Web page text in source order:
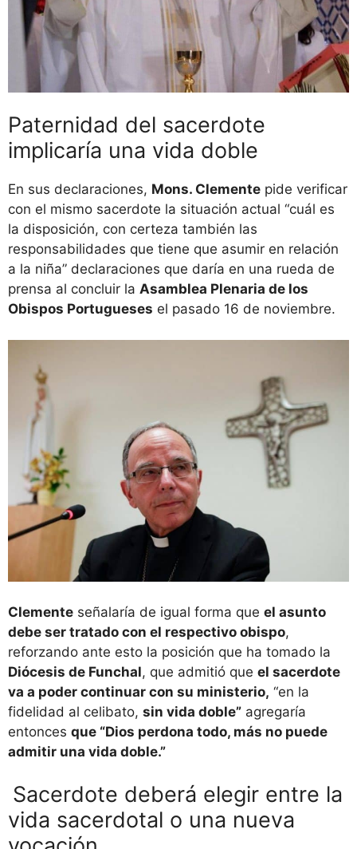
Paternidad del sacerdote
implicaría una vida doble
En sus declaraciones, Mons. Clemente pide verificar
con el mismo sacerdote la situación actual “cuál es
la disposición, con certeza también las
responsabilidades que tiene que asumir en relación
a la niña” declaraciones que daría en una rueda de
prensa al concluir la Asamblea Plenaria de los
Obispos Portugueses el pasado 16 de noviembre.
Clemente señalaría de igual forma que el asunto
debe ser tratado con el respectivo obispo,
reforzando ante esto la posición que ha tomado la
Diócesis de Funchal, que admitió que el sacerdote
va a poder continuar con su ministerio, “en la
fidelidad al celibato, sin vida doble” agregaría
entonces que “Dios perdona todo, más no puede
admitir una vida doble.”
Sacerdote deberá elegir entre la
vida sacerdotal o una nueva